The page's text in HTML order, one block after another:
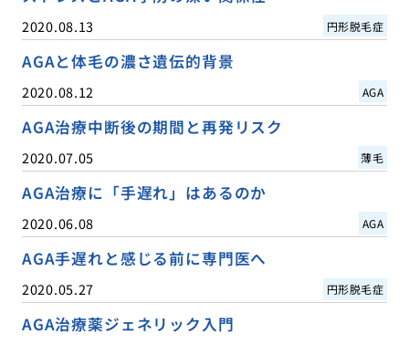
2020.08.13 円形脱毛症
AGAと体毛の濃さ遺伝的背景
2020.08.12 AGA
AGA治療中断後の期間と再発リスク
2020.07.05 薄毛
AGA治療に「手遅れ」はあるのか
2020.06.08 AGA
AGA手遅れと感じる前に専門医へ
2020.05.27 円形脱毛症
AGA治療薬ジェネリック入門